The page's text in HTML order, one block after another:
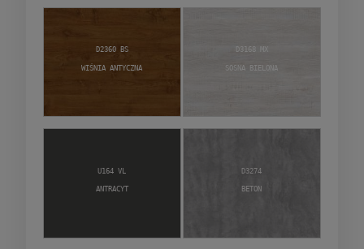
Wiśnia Antyczna
D2360 BS
Sosna Bielona
D3168 MX
Antracyt
U164 VL
Beton
D3274